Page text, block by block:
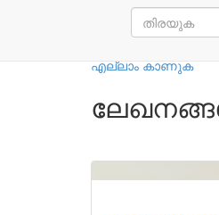
നമ്മുടെ
എല്ലാം കാണുക